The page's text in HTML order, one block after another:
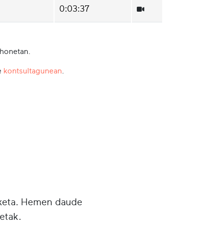
0:03:37
kontsultagunean
Hemen daude